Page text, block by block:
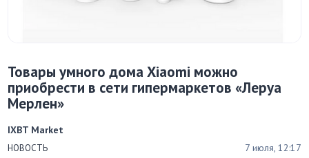
Товары умного дома Xiaomi можно
приобрести в сети гипермаркетов «Леруа
Мерлен»
НОВОСТЬ 7 июля, 12:17
IXBT Market